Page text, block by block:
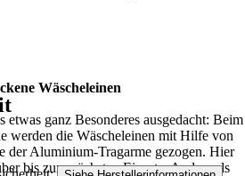
Wäscheleinen
ganz Besonderes ausgedacht: Beim
werden die Wäscheleinen mit Hilfe von
der Aluminium-Tragarme gezogen. Hier
bis zum nächsten Einsatz. Anders als